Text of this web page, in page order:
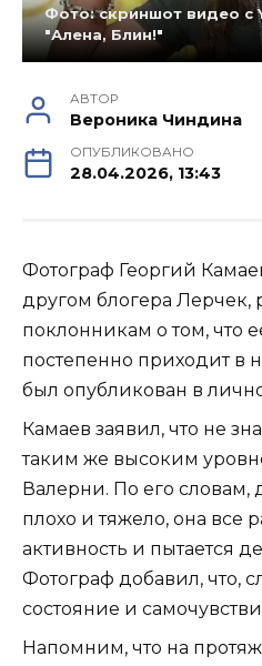
Фото: скриншот видео с
"Алена, Блин!"
АВТОР
Вероника Чиндина
ОПУБЛИКОВАНО
28.04.2026, 13:43
Фотограф Георгий
другом блогера Лерчек,
поклонникам о том, что
постепенно приходит в
был опубликован в
Камаев заявил, что не
таким же высоким
Валерни. По его словам,
плохо и тяжело, она все
активность и пытается
Фотограф добавил, что,
состояние и
Напомним, что на